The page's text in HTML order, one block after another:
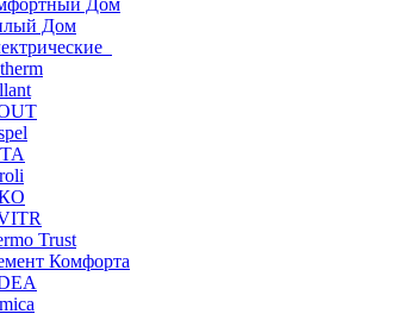
Дом
Дом
Trust
Комфорта